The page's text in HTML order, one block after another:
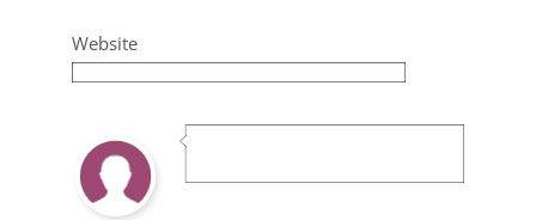
Website